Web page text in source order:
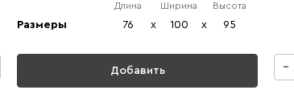
Размеры
Длина
76 x
Ширина
100 x
Высота
95
Добавить -